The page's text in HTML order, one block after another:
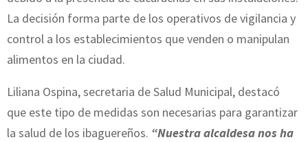
La decisión forma parte de los operativos de vigilancia y
control a los establecimientos que venden o manipulan
alimentos en la ciudad.
Liliana Ospina, secretaria de Salud Municipal, destacó
que este tipo de medidas son necesarias para garantizar
la salud de los ibaguereños. “Nuestra alcaldesa nos ha